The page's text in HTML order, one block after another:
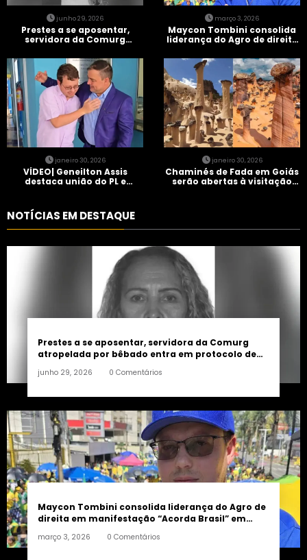
junho 29, 2026
Prestes a se aposentar,
servidora da Comurg
entra em protocolo de
morte encefálica
março 3, 2026
Maycon Tombini consolida
liderança do Agro de direita
Brasil” em Goiânia
janeiro 30, 2026
VÍDEO| Geneilton Assis
destaca união do PL e
janeiro 30, 2026
Chaminés de Fada em Goiás
serão abertas à visitação
NOTÍCIAS EM DESTAQUE
Prestes a se aposentar, servidora da Comurg
atropelada por bêbado entra em protocolo de
junho 29, 2026 0 Comentários
Maycon Tombini consolida liderança do Agro de
direita em manifestação “Acorda Brasil” em
março 3, 2026 0 Comentários